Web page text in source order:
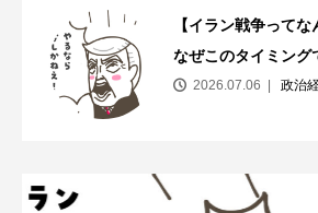
【イラン戦争ってな
なぜこのタイミング
2026.07.06 政治